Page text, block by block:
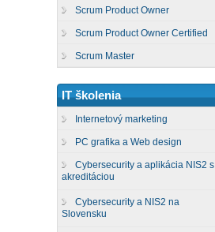
Scrum Product Owner
Scrum Product Owner Certified
Scrum Master
IT školenia
Internetový marketing
PC grafika a Web design
Cybersecurity a aplikácia NIS2 s
akreditáciou
Cybersecurity a NIS2 na
Slovensku